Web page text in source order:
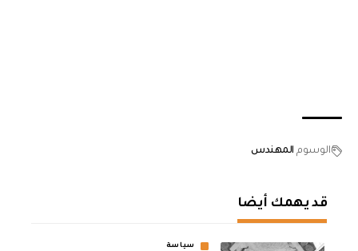
الوسوم المهندس
قد يهمك أيضا
سياسة